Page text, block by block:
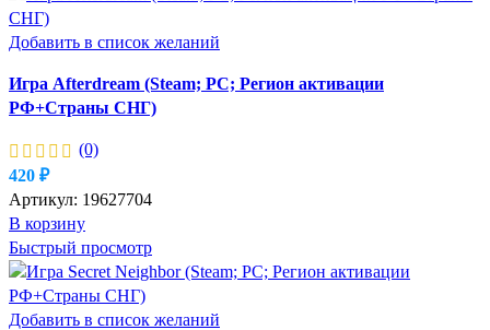
Добавить в список желаний
Игра Afterdream (Steam; PC; Регион активации
РФ+Страны СНГ)
(0)
420 ₽
Артикул: 19627704
В корзину
Быстрый просмотр
Добавить в список желаний